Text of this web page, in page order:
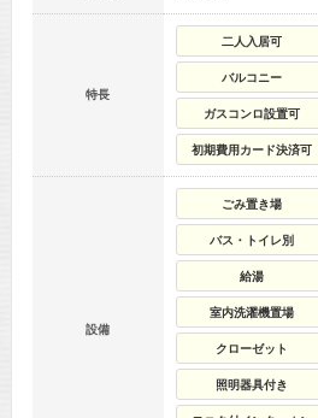
特長
二人入居可
バルコニー
ガスコンロ設置可
初期費用カード決済可
設備
ごみ置き場
バス・トイレ別
給湯
室内洗濯機置場
クローゼット
照明器具付き